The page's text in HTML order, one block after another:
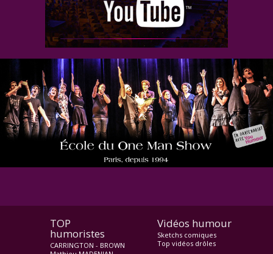
TOP
humoristes
CARRINGTON - BROWN
Vidéos humour
Sketchs comiques
Top vidéos drôles